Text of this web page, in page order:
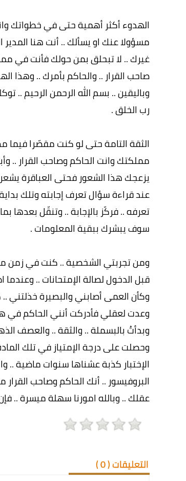
الهدوء أكثر أهمية حتى في خطواتك
مسؤولا عنك او يسألك .. أنت هنا
غيرك .. لا تبحلق بمن حولك فأنت في
صاحب القرار .. والحاكم بأمرك .. وهذا
وباليقين .. بسم الله الرحمن الرحيم
رب الخلق .
الثقة التامة حتى لو كنت مقصّرا
مملكتك وانت الحاكم وصاحب القرار ..
يزعجك هذا الشعور فحتى العباقرة
عند قراءة سؤال تعرف إجابته وتلك
تعرفه .. فركّز بالإجابة .. وتنقّل بعدها
سوف يبشرك ببقية المعلومات .
ومن تجربتي الشخصية .. كنت في زمن
قبل الدخول لصالة الإمتحانات ..
وكأن العمى أصابني والبصيرة خذلتني
وعدت لعقلي فأدركت أنني الحاكم
وبدأتُ بالبسملة .. والثقة .. والعصف
وحصلت على درجة الإمتياز في تلك
الإختبار كذبة عشناها سنوات ماضية ..
البروفيسور .. أنك الحاكم وصاحب
عقلك .. وبالله امورنا سهلة ميسرة ..
التعليقات (0
)